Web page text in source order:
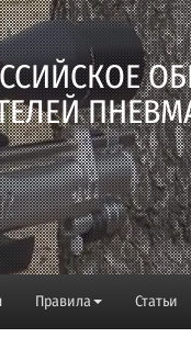
Правила Статьи